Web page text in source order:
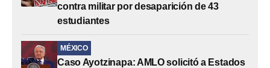
contra militar por desaparición de 43
estudiantes
MÉXICO
Caso Ayotzinapa: AMLO solicitó a Estados